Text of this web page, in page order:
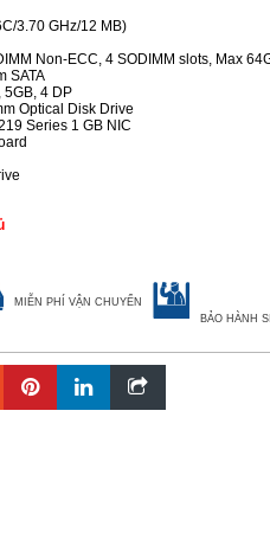
3.70 GHz/12 MB)
Non-ECC, 4 SODIMM slots, Max
SATA
5GB, 4 DP
Optical Disk Drive
Series 1 GB NIC
MIỄN PHÍ VẬN CHUYỂN
BẢO HÀNH